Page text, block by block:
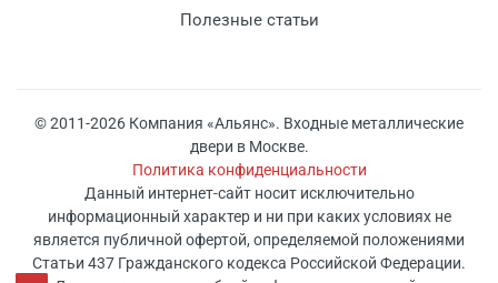
Полезные статьи
© 2011-2026 Компания «Альянс». Входные металлические
двери в Москве.
Политика конфиденциальности
Данный интернет-сайт носит исключительно
информационный характер и ни при каких условиях не
является публичной офертой, определяемой положениями
Статьи 437 Гражданского кодекса Российской Федерации.